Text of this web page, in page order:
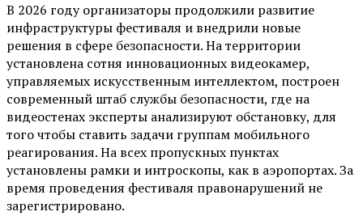
В 2026 году организаторы продолжили развитие
инфраструктуры фестиваля и внедрили новые
решения в сфере безопасности. На территории
установлена сотня инновационных видеокамер,
управляемых искусственным интеллектом, построен
современный штаб службы безопасности, где на
видеостенах эксперты анализируют обстановку, для
того чтобы ставить задачи группам мобильного
реагирования. На всех пропускных пунктах
установлены рамки и интроскопы, как в аэропортах. За
время проведения фестиваля правонарушений не
зарегистрировано.